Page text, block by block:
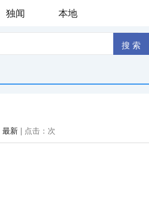
独闻 本地
最新 | 点击： 次